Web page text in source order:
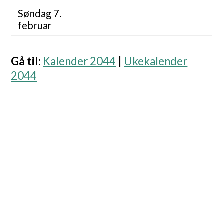
Søndag 7.
februar
Gå til: Kalender 2044
Ukekalender
2044